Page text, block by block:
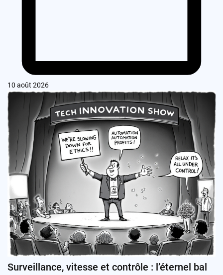
10 août 2026
Surveillance, vitesse et contrôle : l’éternel bal